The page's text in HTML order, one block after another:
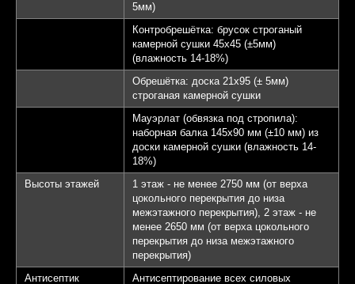
5мм)
Контробрешётка: брусок строганый
камерной сушки 45х45 (±5мм)
(влажность 14-18%)
Обрешётка: доска 21х95 (± 5мм)
строганая камерной сушки
Мауэрлат (обвязка под стропила):
наборная балка 145х90 мм (±10 мм) из
доски камерной сушки (влажность 14-
18%)
Высоты этажей
1 этаж - не менее 2750 мм (от верха
цокольного перекрытия до низа
межэтажного перекрытия), 2 этаж - не
менее 2650 мм (от верха цокольного
перекрытия до низа межэтажного
перекрытия)
Антисептик
Антисептирование всех силовых